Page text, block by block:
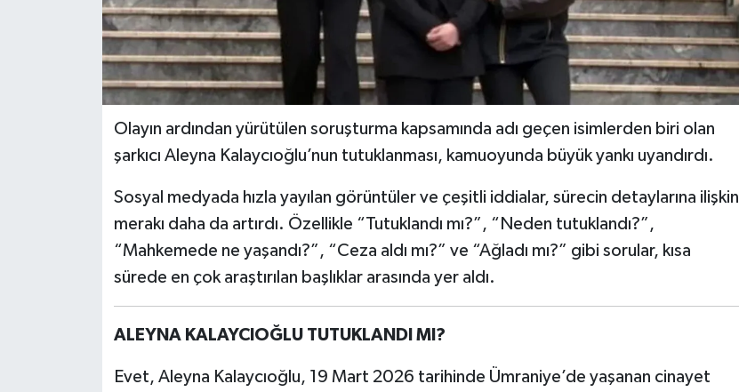
Olayın ardından yürütülen soruşturma kapsamında adı geçen isimlerden biri olan
şarkıcı Aleyna Kalaycıoğlu’nun tutuklanması, kamuoyunda büyük yankı uyandırdı.
Sosyal medyada hızla yayılan görüntüler ve çeşitli iddialar, sürecin detaylarına ilişkin
merakı daha da artırdı. Özellikle “Tutuklandı mı?”, “Neden tutuklandı?”,
“Mahkemede ne yaşandı?”, “Ceza aldı mı?” ve “Ağladı mı?” gibi sorular, kısa
sürede en çok araştırılan başlıklar arasında yer aldı.
ALEYNA KALAYCIOĞLU TUTUKLANDI MI?
Evet, Aleyna Kalaycıoğlu, 19 Mart 2026 tarihinde Ümraniye’de yaşanan cinayet